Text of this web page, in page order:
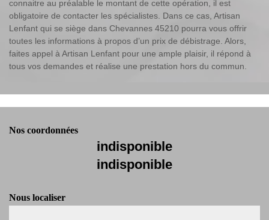
connaitre au préalable le montant de cette opération, il est
obligatoire de contacter les spécialistes. Dans ce cas, Artisan
Lenfant qui se siège dans Chevannes 45210 pourra vous offrir
toutes les informations à propos d’un prix de débistrage. Alors,
faites appel à Artisan Lenfant pour une ample plaisir, il répond à
tous vos demandes et réalise une prestation hors du commun.
Nos coordonnées
indisponible
indisponible
Nous localiser